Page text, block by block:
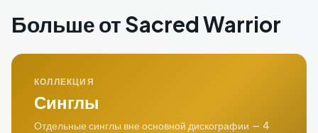
Больше от Sacred Warrior
КОЛЛЕКЦИЯ
Синглы
Отдельные синглы вне основной дискографии — 4